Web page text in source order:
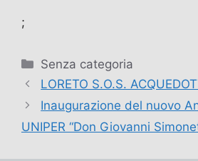
;
Categorie
Senza categoria
LORETO S.O.S.
Inaugurazione del nuovo
UNIPER “Don Giovanni